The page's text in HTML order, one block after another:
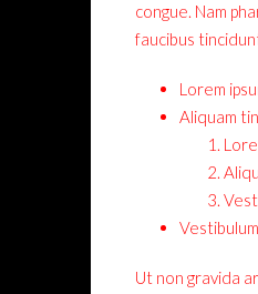
congue. Nam
faucibus
Lorem
Aliquam
Ut non gravida